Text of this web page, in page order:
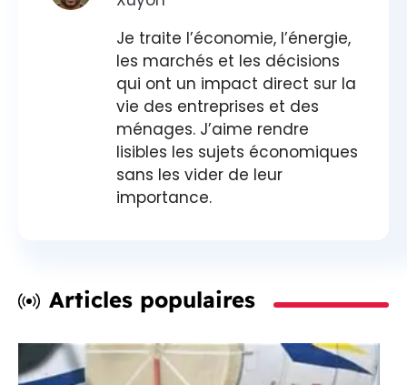
Je traite l’économie, l’énergie,
les marchés et les décisions
qui ont un impact direct sur la
vie des entreprises et des
ménages. J’aime rendre
lisibles les sujets économiques
sans les vider de leur
importance.
Articles populaires